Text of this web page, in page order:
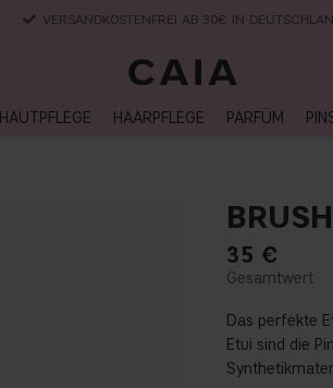
LIEFERUNG NACH HAUSE, LIEFERZEIT 2-4
HAUTPFLEGE HAARPFLEGE PARFÜM
35 €
Das perfekte
Etui sind die